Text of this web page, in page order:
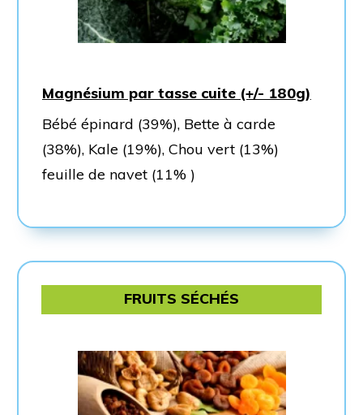
Magnésium par tasse cuite (+/- 180g)
Bébé épinard (39%), Bette à carde
(38%), Kale (19%), Chou vert (13%)
feuille de navet (11% )
FRUITS SÉCHÉS